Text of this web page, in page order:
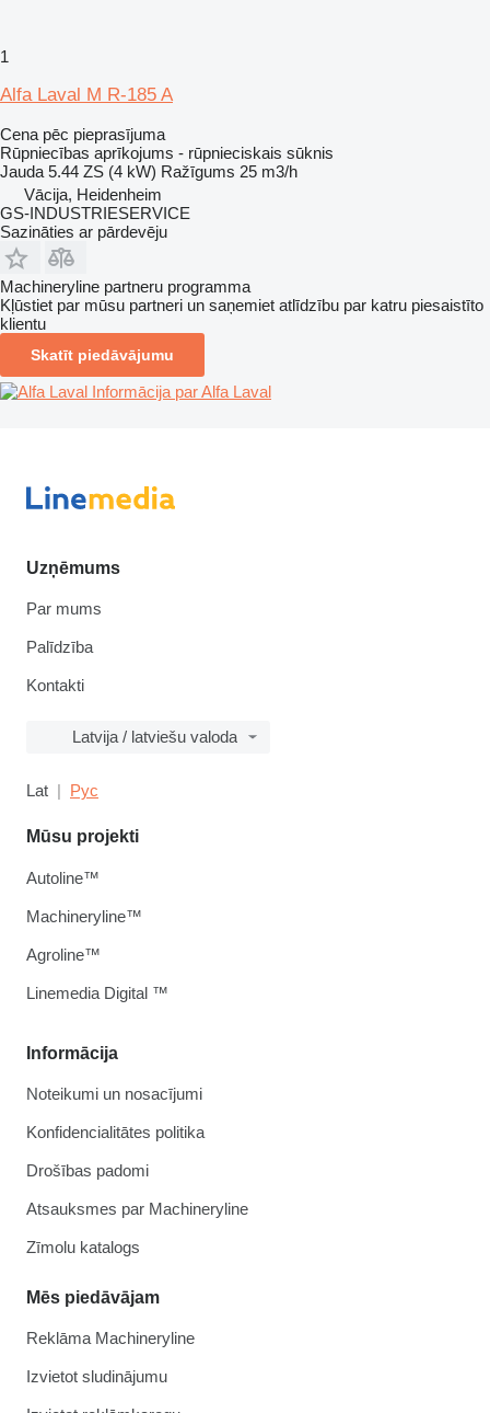
1
Alfa Laval M R-185 A
Cena pēc pieprasījuma
Rūpniecības aprīkojums - rūpnieciskais sūknis
Jauda 5.44 ZS (4 kW) Ražīgums 25 m3/h
Vācija, Heidenheim
GS-INDUSTRIESERVICE
Sazināties ar pārdevēju
Machineryline partneru programma
Kļūstiet par mūsu partneri un saņemiet atlīdzību par katru piesaistīto
klientu
Skatīt piedāvājumu
Informācija par Alfa Laval
Uzņēmums
Par mums
Palīdzība
Kontakti
Latvija / latviešu valoda
Lat Рус
Informācija
Noteikumi un nosacījumi
Konfidencialitātes politika
Drošības padomi
Atsauksmes par Machineryline
Zīmolu katalogs
Mēs piedāvājam
Reklāma Machineryline
Izvietot sludinājumu
Mūsu projekti
Autoline™
Machineryline™
Agroline™
Linemedia Digital ™